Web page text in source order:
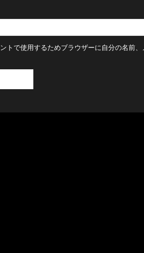
トで使用するためブラウザーに自分の名前、